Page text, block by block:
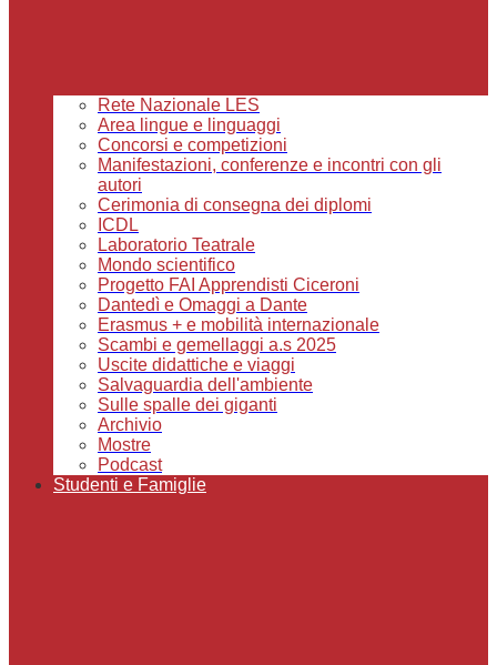
Rete Nazionale LES
Area lingue e linguaggi
Concorsi e competizioni
Manifestazioni, conferenze e incontri con gli
autori
Cerimonia di consegna dei diplomi
ICDL
Laboratorio Teatrale
Mondo scientifico
Progetto FAI Apprendisti Ciceroni
Dantedì e Omaggi a Dante
Erasmus + e mobilità internazionale
Scambi e gemellaggi a.s 2025
Uscite didattiche e viaggi
Salvaguardia dell'ambiente
Sulle spalle dei giganti
Archivio
Mostre
Podcast
Studenti e Famiglie